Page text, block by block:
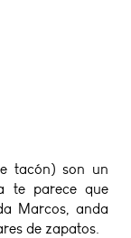
tacón) son un
te parece que
Marcos, anda
de zapatos.